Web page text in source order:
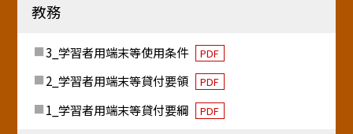
教務
3_学習者用端末等使用条件 PDF
2_学習者用端末等貸付要領 PDF
1_学習者用端末等貸付要綱 PDF